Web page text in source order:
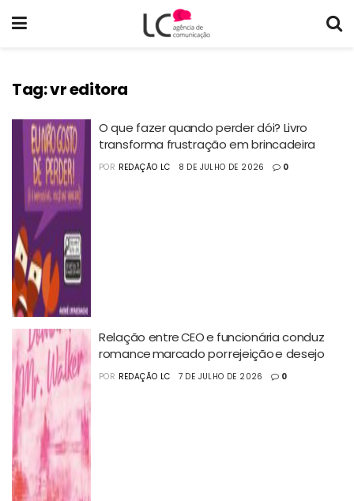
Tag:vr editora
O que fazer quando perder dói? Livro
transforma frustração em brincadeira
POR REDAÇÃO LC 8 DE JULHO DE 2026 0
Relação entre CEO e funcionária conduz
romance marcado por rejeição e desejo
POR REDAÇÃO LC 7 DE JULHO DE 2026 0